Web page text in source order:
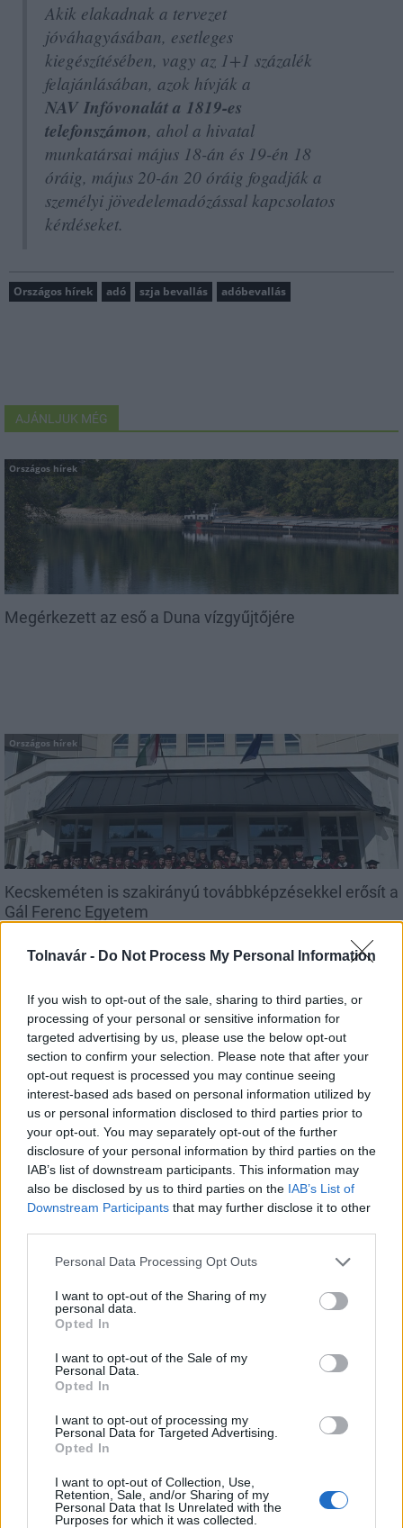
Tolnavár - Do Not Process My Personal Information
If you wish to opt-out of the sale, sharing to third parties, or
processing of your personal or sensitive information for
targeted advertising by us, please use the below opt-out
section to confirm your selection. Please note that after your
opt-out request is processed you may continue seeing
interest-based ads based on personal information utilized by
us or personal information disclosed to third parties prior to
your opt-out. You may separately opt-out of the further
disclosure of your personal information by third parties on the
IAB’s list of downstream participants. This information may
also be disclosed by us to third parties on the IAB’s List of
Downstream Participants that may further disclose it to other
Please note that this website/app uses one or more Google
not limited to your visit or usage behaviour. You may click to
grant or deny consent to Google and its third-party tags to
use your data for below specified purposes in below Google
consent section.
Personal Data Processing Opt Outs
I want to opt-out of the Sharing of my
personal data.
Opted In
I want to opt-out of the Sale of my
Personal Data.
Opted In
I want to opt-out of processing my
Personal Data for Targeted Advertising.
Opted In
I want to opt-out of Collection, Use,
Retention, Sale, and/or Sharing of my
Personal Data that Is Unrelated with the
Purposes for which it was collected.
Akik elakadnak a tervezet
jóváhagyásában, esetleges
kiegészítésében, vagy az 1+1 százalék
felajánlásában, azok hívják a
NAV Infóvonalát a 1819-es
telefonszámon, ahol a hivatal
munkatársai május 18-án és 19-én 18
óráig, május 20-án 20 óráig fogadják a
személyi jövedelemadózással kapcsolatos
kérdéseket.
Országos hírek adó szja bevallás adóbevallás
AJÁNLJUK MÉG
Országos hírek
Megérkezett az eső a Duna vízgyűjtőjére
Országos hírek
Kecskeméten is szakirányú továbbképzésekkel erősít a
Gál Ferenc Egyetem
Országos hírek
A lakosságra is fontos szerep hárul a szúnyoginvázió
elkerülésében
MAGYAR ÉPÍTŐK